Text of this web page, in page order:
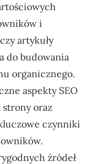
i
artykuły
do budowania
organicznego.
aspekty SEO
strony oraz
czynniki
źródeł